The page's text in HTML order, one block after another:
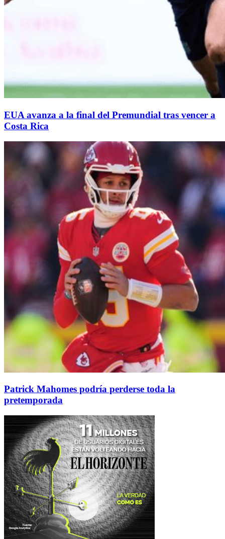
EUA avanza a la final del Premundial tras vencer a
Costa Rica
Patrick Mahomes podría perderse toda la
pretemporada